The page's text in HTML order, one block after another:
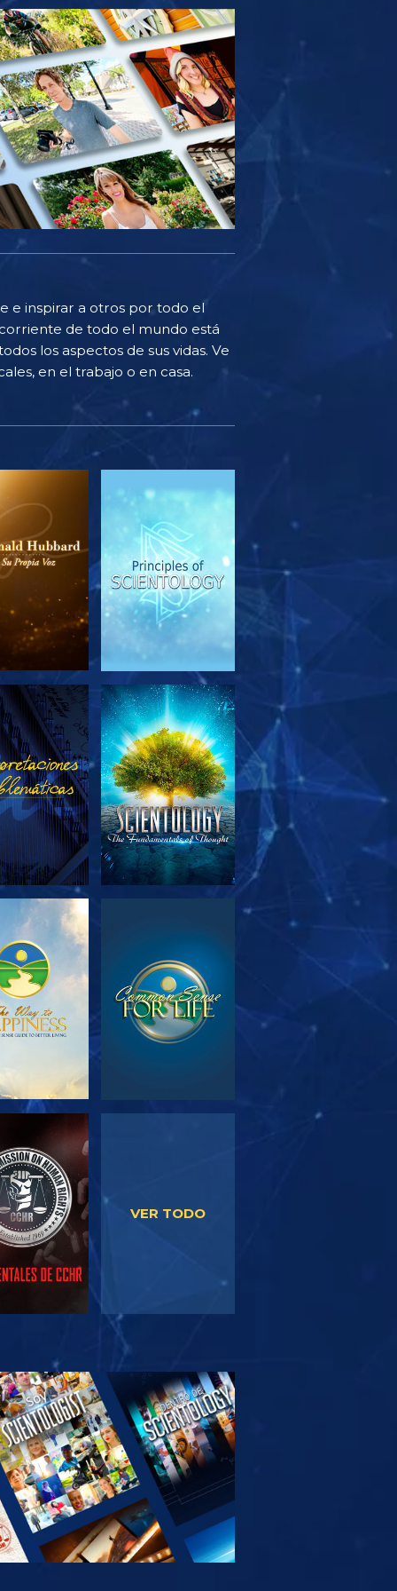
e inspirar a otros por todo el
de todo el mundo está
los aspectos de sus vidas. Ve
en el trabajo o en casa.
LAS
VE
LAS
VE
LAS
VER TODO